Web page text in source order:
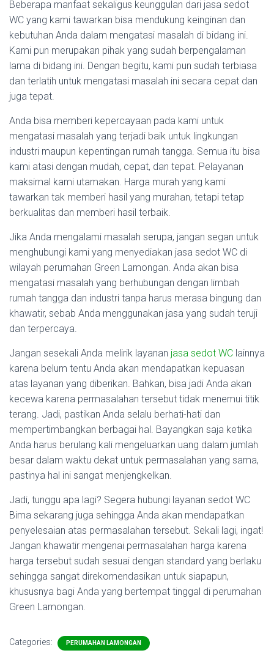
Beberapa manfaat sekaligus keunggulan dari jasa sedot
WC yang kami tawarkan bisa mendukung keinginan dan
kebutuhan Anda dalam mengatasi masalah di bidang ini.
Kami pun merupakan pihak yang sudah berpengalaman
lama di bidang ini. Dengan begitu, kami pun sudah terbiasa
dan terlatih untuk mengatasi masalah ini secara cepat dan
juga tepat.
Anda bisa memberi kepercayaan pada kami untuk
mengatasi masalah yang terjadi baik untuk lingkungan
industri maupun kepentingan rumah tangga. Semua itu bisa
kami atasi dengan mudah, cepat, dan tepat. Pelayanan
maksimal kami utamakan. Harga murah yang kami
tawarkan tak memberi hasil yang murahan, tetapi tetap
berkualitas dan memberi hasil terbaik.
Jika Anda mengalami masalah serupa, jangan segan untuk
menghubungi kami yang menyediakan jasa sedot WC di
wilayah perumahan Green Lamongan. Anda akan bisa
mengatasi masalah yang berhubungan dengan limbah
rumah tangga dan industri tanpa harus merasa bingung dan
khawatir, sebab Anda menggunakan jasa yang sudah teruji
dan terpercaya.
Jangan sesekali Anda melirik layanan jasa sedot WC lainnya
karena belum tentu Anda akan mendapatkan kepuasan
atas layanan yang diberikan. Bahkan, bisa jadi Anda akan
kecewa karena permasalahan tersebut tidak menemui titik
terang. Jadi, pastikan Anda selalu berhati-hati dan
mempertimbangkan berbagai hal. Bayangkan saja ketika
Anda harus berulang kali mengeluarkan uang dalam jumlah
besar dalam waktu dekat untuk permasalahan yang sama,
pastinya hal ini sangat menjengkelkan.
Jadi, tunggu apa lagi? Segera hubungi layanan sedot WC
Bima sekarang juga sehingga Anda akan mendapatkan
penyelesaian atas permasalahan tersebut. Sekali lagi, ingat!
Jangan khawatir mengenai permasalahan harga karena
harga tersebut sudah sesuai dengan standard yang berlaku
sehingga sangat direkomendasikan untuk siapapun,
khususnya bagi Anda yang bertempat tinggal di perumahan
Green Lamongan.
Categories: PERUMAHAN LAMONGAN